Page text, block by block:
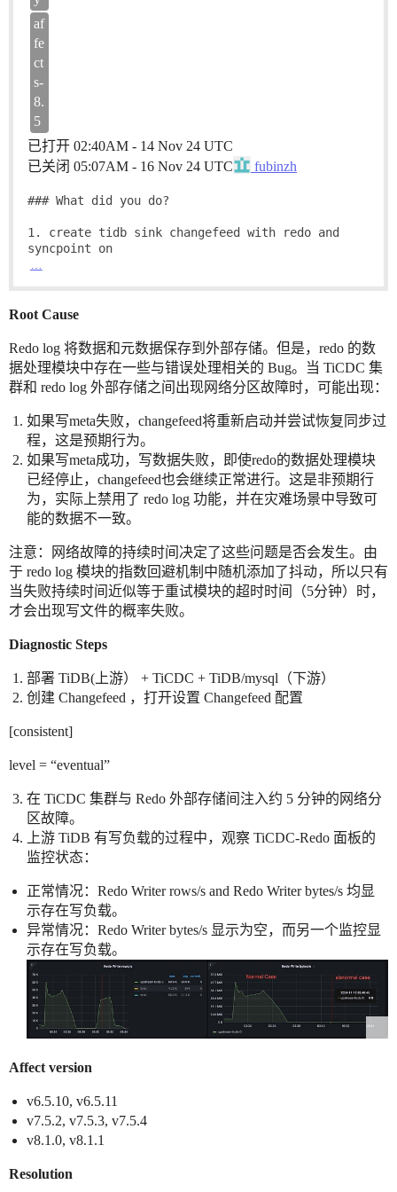
已打开 02:40AM - 14 Nov 24 UTC
已关闭 05:07AM - 16 Nov 24 UTC fubinzh
af
fe
ct
s-
8.
5
### What did you do?
1. create tidb sink changefeed with redo and
Root Cause
Redo log 将数据和元数据保存到外部存储。但是，redo 的数
据处理模块中存在一些与错误处理相关的 Bug。当 TiCDC 集
群和 redo log 外部存储之间出现网络分区故障时，可能出现：
如果写meta失败，changefeed将重新启动并尝试恢复同步过
程，这是预期行为。
如果写meta成功，写数据失败，即使redo的数据处理模块
已经停止，changefeed也会继续正常进行。这是非预期行
为，实际上禁用了 redo log 功能，并在灾难场景中导致可
能的数据不一致。
注意：网络故障的持续时间决定了这些问题是否会发生。由
于 redo log 模块的指数回避机制中随机添加了抖动，所以只有
当失败持续时间近似等于重试模块的超时时间（5分钟）时，
才会出现写文件的概率失败。
Diagnostic Steps
部署 TiDB(上游） + TiCDC + TiDB/mysql（下游）
创建 Changefeed ，打开设置 Changefeed 配置
[consistent]
level = “eventual”
在 TiCDC 集群与 Redo 外部存储间注入约 5 分钟的网络分
区故障。
上游 TiDB 有写负载的过程中，观察 TiCDC-Redo 面板的
监控状态：
正常情况：Redo Writer rows/s and Redo Writer bytes/s 均显
示存在写负载。
异常情况：Redo Writer bytes/s 显示为空，而另一个监控显
示存在写负载。
Affect version
v6.5.10, v6.5.11
v7.5.2, v7.5.3, v7.5.4
v8.1.0, v8.1.1
Resolution